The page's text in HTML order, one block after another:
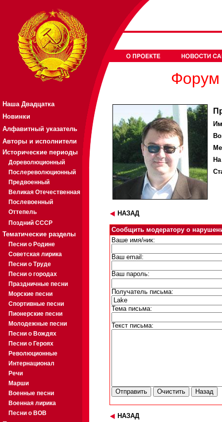
Наша Двадцатка
Новинки
Алфавитный указатель
Авторы и исполнители
Исторические периоды
Дореволюционный
Послереволюционный
Предвоенный
Великая Отечественная
Послевоенный
Оттепель
Поздний СССР
Тематические разделы
Песни о Родине
Советская лирика
Песни о Труде
Песни о городах
Праздничные песни
Морские песни
Спортивные песни
Пионерские песни
Молодежные песни
Песни о Вождях
Песни о Героях
Революционные
Интернационал
Речи
Марши
Военные песни
Военная лирика
Песни о ВОВ
Форум
НАЗАД
Сообщить модератору о
Ваше имя/ник:
Ваш email:
Ваш пароль:
Получатель письма:
Тема письма:
Текст письма:
НАЗАД